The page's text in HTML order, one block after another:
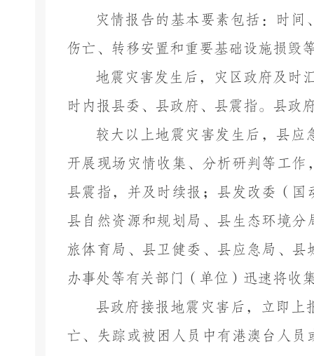
灾情报告的基本要素包括：时
伤亡、转移安置和重要基础设施损毁
地震灾害发生后，灾区政府及时
时内报县委、县政府、县震指。县政
较大以上地震灾害发生后，县
开展现场灾情收集、分析研判等工
县震指，并及时续报；县发改委（ 国
县自然资源和规划局、县生态环境分
旅体育局、县卫健委、县应急局、
办事处等有关部门（单位）迅速将收
县政府接报地震灾害后，立即
亡、失踪或被困人员中有港澳台人